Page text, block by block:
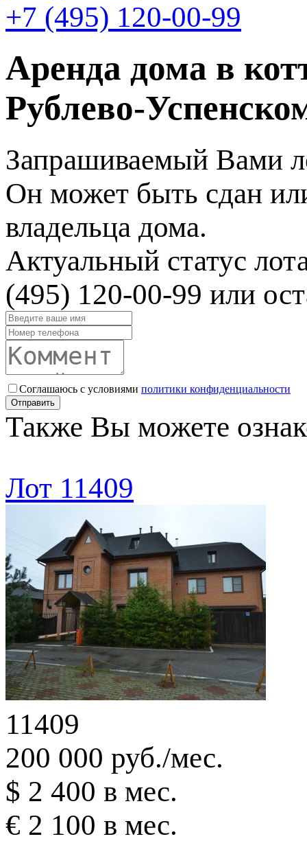
+7 (495) 120-00-99
Аренда дома в
Рублево-
Запрашиваемый Вами
Он может быть сдан
владельца дома.
Актуальный статус
(495) 120-00-99 или
Соглашаюсь с условиями политики конфиденциальности
Отправить
Также Вы можете
Лот 11409
11409
200 000 руб./мес.
$ 2 400 в мес.
€ 2 100 в мес.